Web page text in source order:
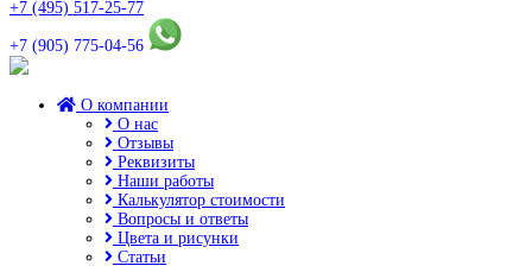
+7 (495) 517-25-77
+7 (905) 775-04-56
О компании
О нас
Отзывы
Реквизиты
Наши работы
Калькулятор стоимости
Вопросы и ответы
Цвета и рисунки
Статьи